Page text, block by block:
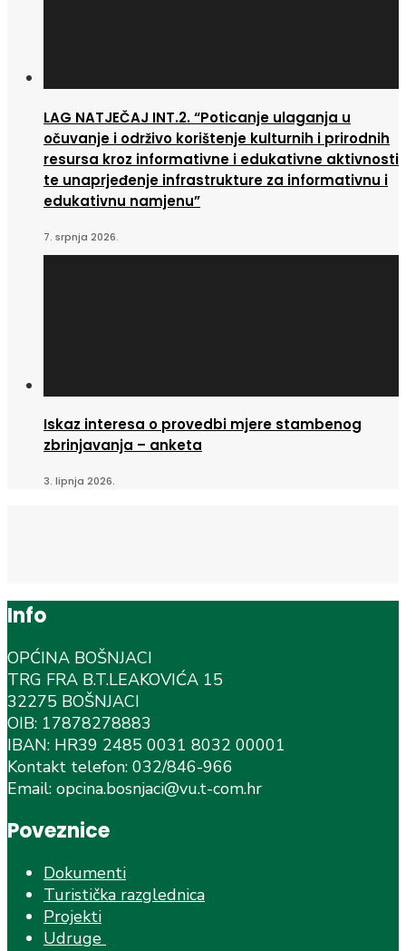
LAG NATJEČAJ INT.2. “Poticanje ulaganja u
očuvanje i održivo korištenje kulturnih i prirodnih
resursa kroz informativne i edukativne aktivnosti
te unaprjeđenje infrastrukture za informativnu i
edukativnu namjenu”
7. srpnja 2026.
Iskaz interesa o provedbi mjere stambenog
zbrinjavanja – anketa
3. lipnja 2026.
Info
OPĆINA BOŠNJACI
TRG FRA B.T.LEAKOVIĆA 15
32275 BOŠNJACI
OIB: 17878278883
IBAN: HR39 2485 0031 8032 00001
Kontakt telefon: 032/846-966
Email: opcina.bosnjaci@vu.t-com.hr
Poveznice
Dokumenti
Turistička razglednica
Projekti
Udruge